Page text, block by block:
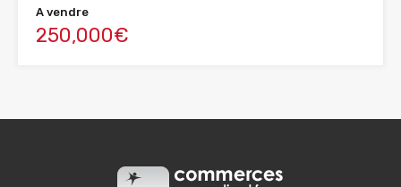
A vendre
250,000€